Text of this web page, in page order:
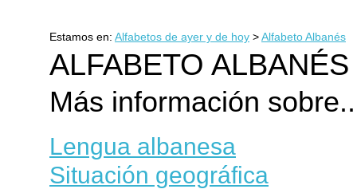
Estamos en: Alfabetos de ayer y de hoy >Alfabeto Albanés
ALFABETO ALBANÉS
Más información
Lengua albanesa
Situación geográfica